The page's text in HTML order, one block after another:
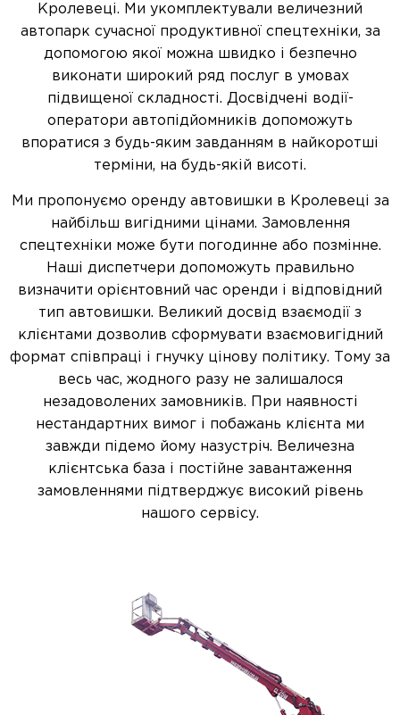
Кролевеці. Ми укомплектували величезний
автопарк сучасної продуктивної спецтехніки, за
допомогою якої можна швидко і безпечно
виконати широкий ряд послуг в умовах
підвищеної складності. Досвідчені водії-
оператори автопідйомників допоможуть
впоратися з будь-яким завданням в найкоротші
терміни, на будь-якій висоті.
Ми пропонуємо оренду автовишки в Кролевеці за
найбільш вигідними цінами. Замовлення
спецтехніки може бути погодинне або позмінне.
Наші диспетчери допоможуть правильно
визначити орієнтовний час оренди і відповідний
тип автовишки. Великий досвід взаємодії з
клієнтами дозволив сформувати взаємовигідний
формат співпраці і гнучку цінову політику. Тому за
весь час, жодного разу не залишалося
незадоволених замовників. При наявності
нестандартних вимог і побажань клієнта ми
завжди підемо йому назустріч. Величезна
клієнтська база і постійне завантаження
замовленнями підтверджує високий рівень
нашого сервісу.